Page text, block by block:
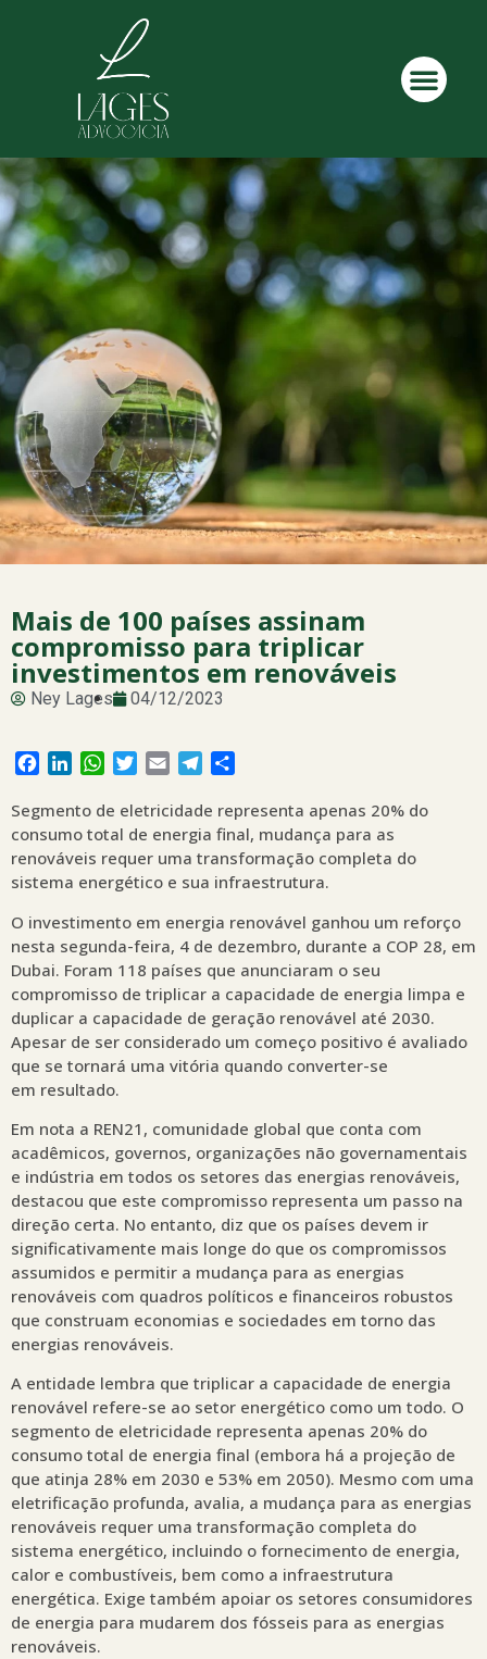
Mais de 100 países assinam
compromisso para triplicar
investimentos em renováveis
Ney Lages 04/12/2023
Facebook
LinkedInWhatsApp
Twitter
Email Telegram
Segmento de eletricidade representa apenas 20% do
consumo total de energia final, mudança para as
renováveis requer uma transformação completa do
sistema energético e sua infraestrutura.
O investimento em energia renovável ganhou um reforço
nesta segunda-feira, 4 de dezembro, durante a COP 28, em
Dubai. Foram 118 países que anunciaram o seu
compromisso de triplicar a capacidade de energia limpa e
duplicar a capacidade de geração renovável até 2030.
Apesar de ser considerado um começo positivo é avaliado
que se tornará uma vitória quando converter-se
em resultado.
Em nota a REN21, comunidade global que conta com
acadêmicos, governos, organizações não governamentais
e indústria em todos os setores das energias renováveis,
destacou que este compromisso representa um passo na
direção certa. No entanto, diz que os países devem ir
significativamente mais longe do que os compromissos
assumidos e permitir a mudança para as energias
renováveis com quadros políticos e financeiros robustos
que construam economias e sociedades em torno das
energias renováveis.
A entidade lembra que triplicar a capacidade de energia
renovável refere-se ao setor energético como um todo. O
segmento de eletricidade representa apenas 20% do
consumo total de energia final (embora há a projeção de
que atinja 28% em 2030 e 53% em 2050). Mesmo com uma
eletrificação profunda, avalia, a mudança para as energias
renováveis requer uma transformação completa do
sistema energético, incluindo o fornecimento de energia,
calor e combustíveis, bem como a infraestrutura
energética. Exige também apoiar os setores consumidores
de energia para mudarem dos fósseis para as energias
renováveis.